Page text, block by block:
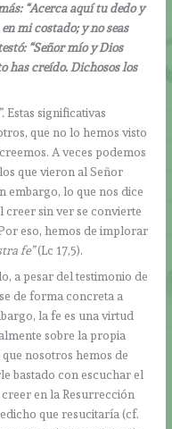
“Acerca aquí tu dedo y
mi costado; y no seas
“Señor mío y Dios
has creído. Dichosos los
Estas significativas
que no lo hemos visto
A veces podemos
que vieron al Señor
embargo, lo que nos dice
creer sin ver se convierte
eso, hemos de implorar
fe”(Lc 17,5).
a pesar del testimonio de
de forma concreta a
la fe es una virtud
sobre la propia
nosotros hemos de
bastado con escuchar el
en la Resurrección
que resucitaría (cf.